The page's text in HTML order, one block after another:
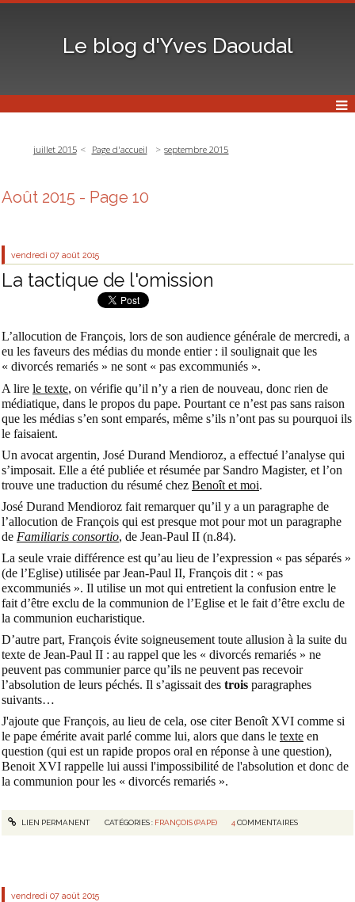
Le blog d'Yves Daoudal
juillet 2015 Page d'accueil septembre 2015
Août 2015 - Page 10
vendredi 07 août 2015
La tactique de l'omission
L’allocution de François, lors de son audience générale de mercredi, a
eu les faveurs des médias du monde entier : il soulignait que les
« divorcés remariés » ne sont « pas excommuniés ».
A lire le texte, on vérifie qu’il n’y a rien de nouveau, donc rien de
médiatique, dans le propos du pape. Pourtant ce n’est pas sans raison
que les médias s’en sont emparés, même s’ils n’ont pas su pourquoi ils
le faisaient.
Un avocat argentin, José Durand Mendioroz, a effectué l’analyse qui
s’imposait. Elle a été publiée et résumée par Sandro Magister, et l’on
trouve une traduction du résumé chez Benoît et moi.
José Durand Mendioroz fait remarquer qu’il y a un paragraphe de
l’allocution de François qui est presque mot pour mot un paragraphe
de Familiaris consortio, de Jean-Paul II (n.84).
La seule vraie différence est qu’au lieu de l’expression « pas séparés »
(de l’Eglise) utilisée par Jean-Paul II, François dit : « pas
excommuniés ». Il utilise un mot qui entretient la confusion entre le
fait d’être exclu de la communion de l’Eglise et le fait d’être exclu de
la communion eucharistique.
D’autre part, François évite soigneusement toute allusion à la suite du
texte de Jean-Paul II : au rappel que les « divorcés remariés » ne
peuvent pas communier parce qu’ils ne peuvent pas recevoir
l’absolution de leurs péchés. Il s’agissait des trois paragraphes
suivants…
J'ajoute que François, au lieu de cela, ose citer Benoît XVI comme si
le pape émérite avait parlé comme lui, alors que dans le texte en
question (qui est un rapide propos oral en réponse à une question),
Benoit XVI rappelle lui aussi l'impossibilité de l'absolution et donc de
la communion pour les « divorcés remariés ».
LIEN PERMANENT CATÉGORIES : FRANÇOIS (PAPE) 4 COMMENTAIRES
vendredi 07 août 2015